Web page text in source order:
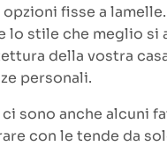
fisse a
lo stile che meglio si
della vostra
personali.
ci sono anche alcuni
con le tende da